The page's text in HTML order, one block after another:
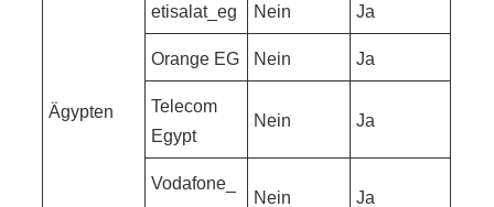
Ägypten
etisalat_eg Nein Ja
Orange EG Nein Ja
Telecom
Egypt
Nein Ja
Vodafone_
Nein Ja